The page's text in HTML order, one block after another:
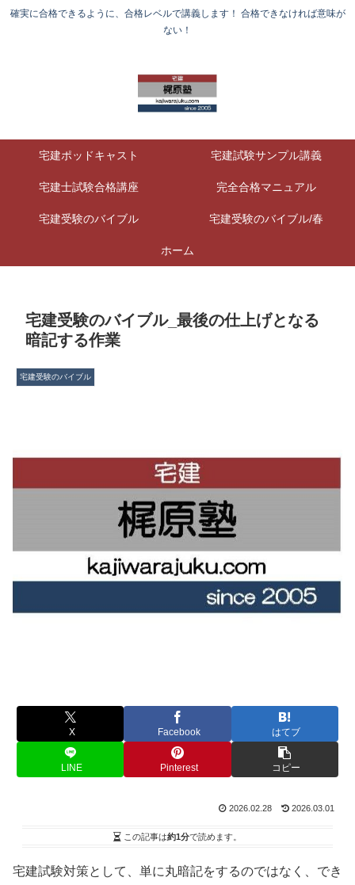
確実に合格できるように、合格レベルで講義します！ 合格できなければ意味が
ない！
宅建ポッドキャスト 宅建試験サンプル講義
宅建士試験合格講座 完全合格マニュアル
宅建受験のバイブル 宅建受験のバイブル/春
ホーム
宅建受験のバイブル_最後の仕上げとなる
暗記する作業
宅建受験のバイブル
X Facebook はてブ
LINE Pinterest コピー
2026.02.28 2026.03.01
この記事は約1分で読めます。
宅建試験対策として、単に丸暗記をするのではなく、でき